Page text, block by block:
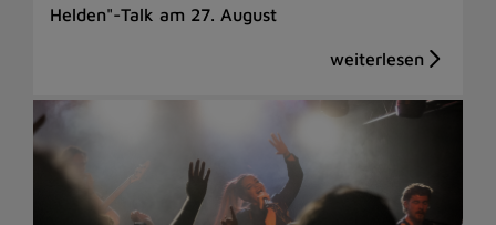
Helden"-Talk am 27. August